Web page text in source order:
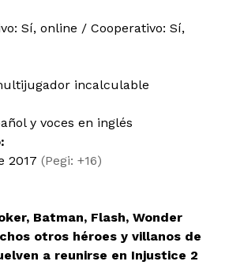
Sí, online / Cooperativo: Sí,
incalculable
y voces en inglés
2017 (Pegi: +16)
Batman, Flash, Wonder
otros héroes y villanos de
a reunirse en Injustice 2